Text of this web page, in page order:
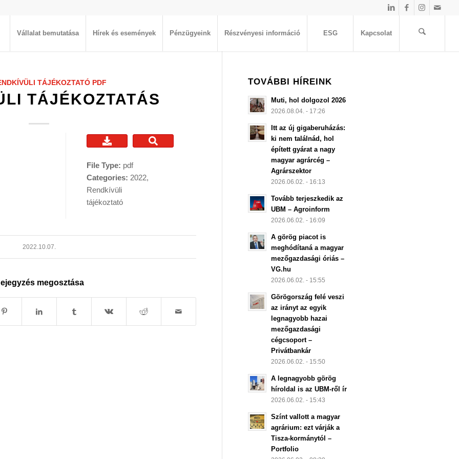
Vállalat bemutatása Hírek és események Pénzügyeink Részvényesi információ ESG Kapcsolat
TÁJÉKOZTATÓ PDF
TÁJÉKOZTATÁS
File Type: pdf
Categories: 2022,
Rendkívüli
tájékoztató
2022.10.07.
megosztása
TOVÁBBI HÍREINK
Muti, hol dolgozol 2026
2026.08.04. - 17:26
Itt az új gigaberuházás:
ki nem találnád, hol
épített gyárat a nagy
magyar agrárcég –
Agrárszektor
2026.06.02. - 16:13
Tovább terjeszkedik az
UBM – Agroinform
2026.06.02. - 16:09
A görög piacot is
meghódítaná a magyar
mezőgazdasági óriás –
VG.hu
2026.06.02. - 15:55
Görögország felé veszi
az irányt az egyik
legnagyobb hazai
mezőgazdasági
cégcsoport –
Privátbankár
2026.06.02. - 15:50
A legnagyobb görög
híroldal is az UBM-ről ír
2026.06.02. - 15:43
Színt vallott a magyar
agrárium: ezt várják a
Tisza-kormánytól –
Portfolio